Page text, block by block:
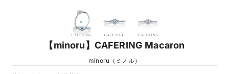
【minoru】CAFERING Macaron
minoru（ミノル）